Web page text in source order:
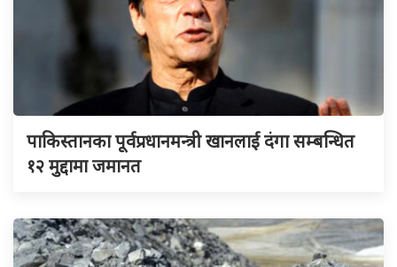
पाकिस्तानका पूर्वप्रधानमन्त्री खानलाई दंगा सम्बन्धित
१२ मुद्दामा जमानत